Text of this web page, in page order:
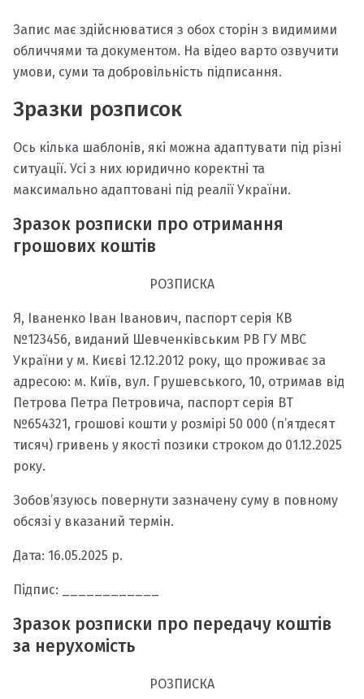
Запис має здійснюватися з обох сторін з видимими
обличчями та документом. На відео варто озвучити
умови, суми та добровільність підписання.
Зразки розписок
Ось кілька шаблонів, які можна адаптувати під різні
ситуації. Усі з них юридично коректні та
максимально адаптовані під реалії України.
Зразок розписки про отримання
грошових коштів
РОЗПИСКА
Я, Іваненко Іван Іванович, паспорт серія КВ
№123456, виданий Шевченківським РВ ГУ МВС
України у м. Києві 12.12.2012 року, що проживає за
адресою: м. Київ, вул. Грушевського, 10, отримав від
Петрова Петра Петровича, паспорт серія ВТ
№654321, грошові кошти у розмірі 50 000 (п’ятдесят
тисяч) гривень у якості позики строком до 01.12.2025
року.
Зобов’язуюсь повернути зазначену суму в повному
обсязі у вказаний термін.
Дата: 16.05.2025 р.
Підпис: ____________
Зразок розписки про передачу коштів
за нерухомість
РОЗПИСКА